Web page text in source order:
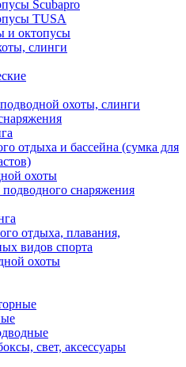
Scubapro
TUSA
и октопусы
слинги
охоты, слинги
отдыха и бассейна (сумка для
охоты
снаряжения
отдыха, плавания,
видов спорта
охоты
свет, аксессуары